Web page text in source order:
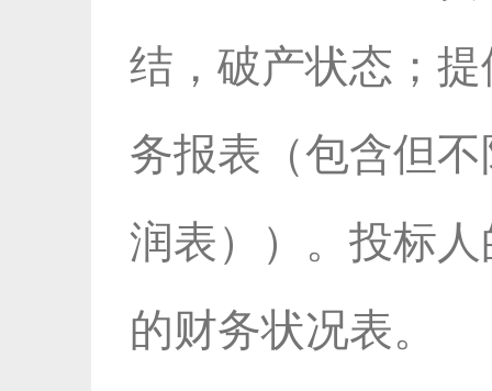
结，破产状态；提
务报表（包含但
润表））。投标
的财务状况表。